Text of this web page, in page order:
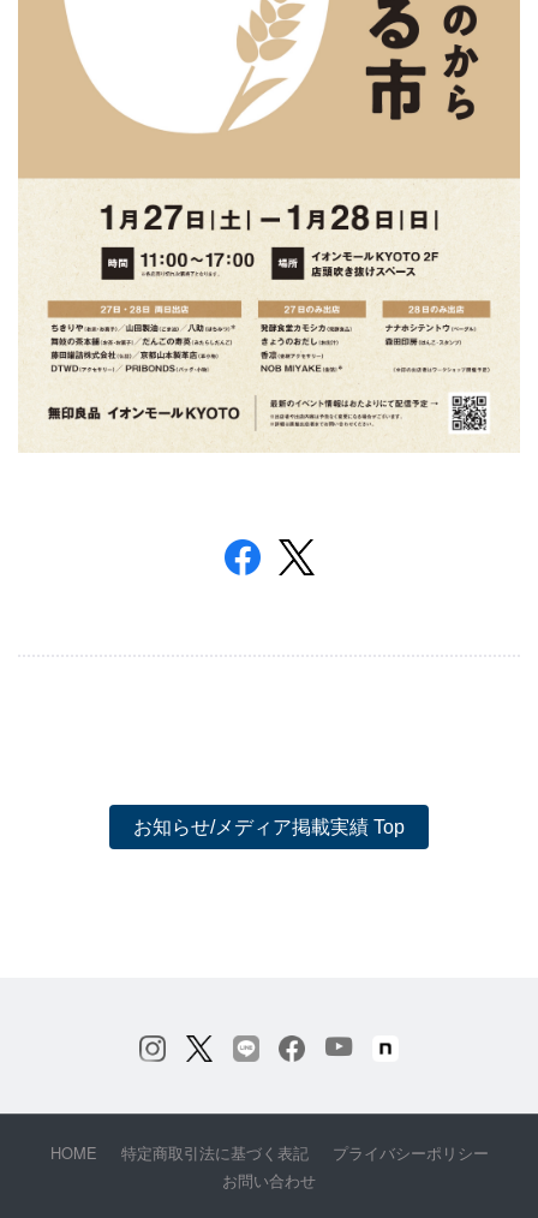
お知らせ/メディア掲載実績 Top
HOME 特定商取引法に基づく表記
プライバシーポリシー
お問い合わせ